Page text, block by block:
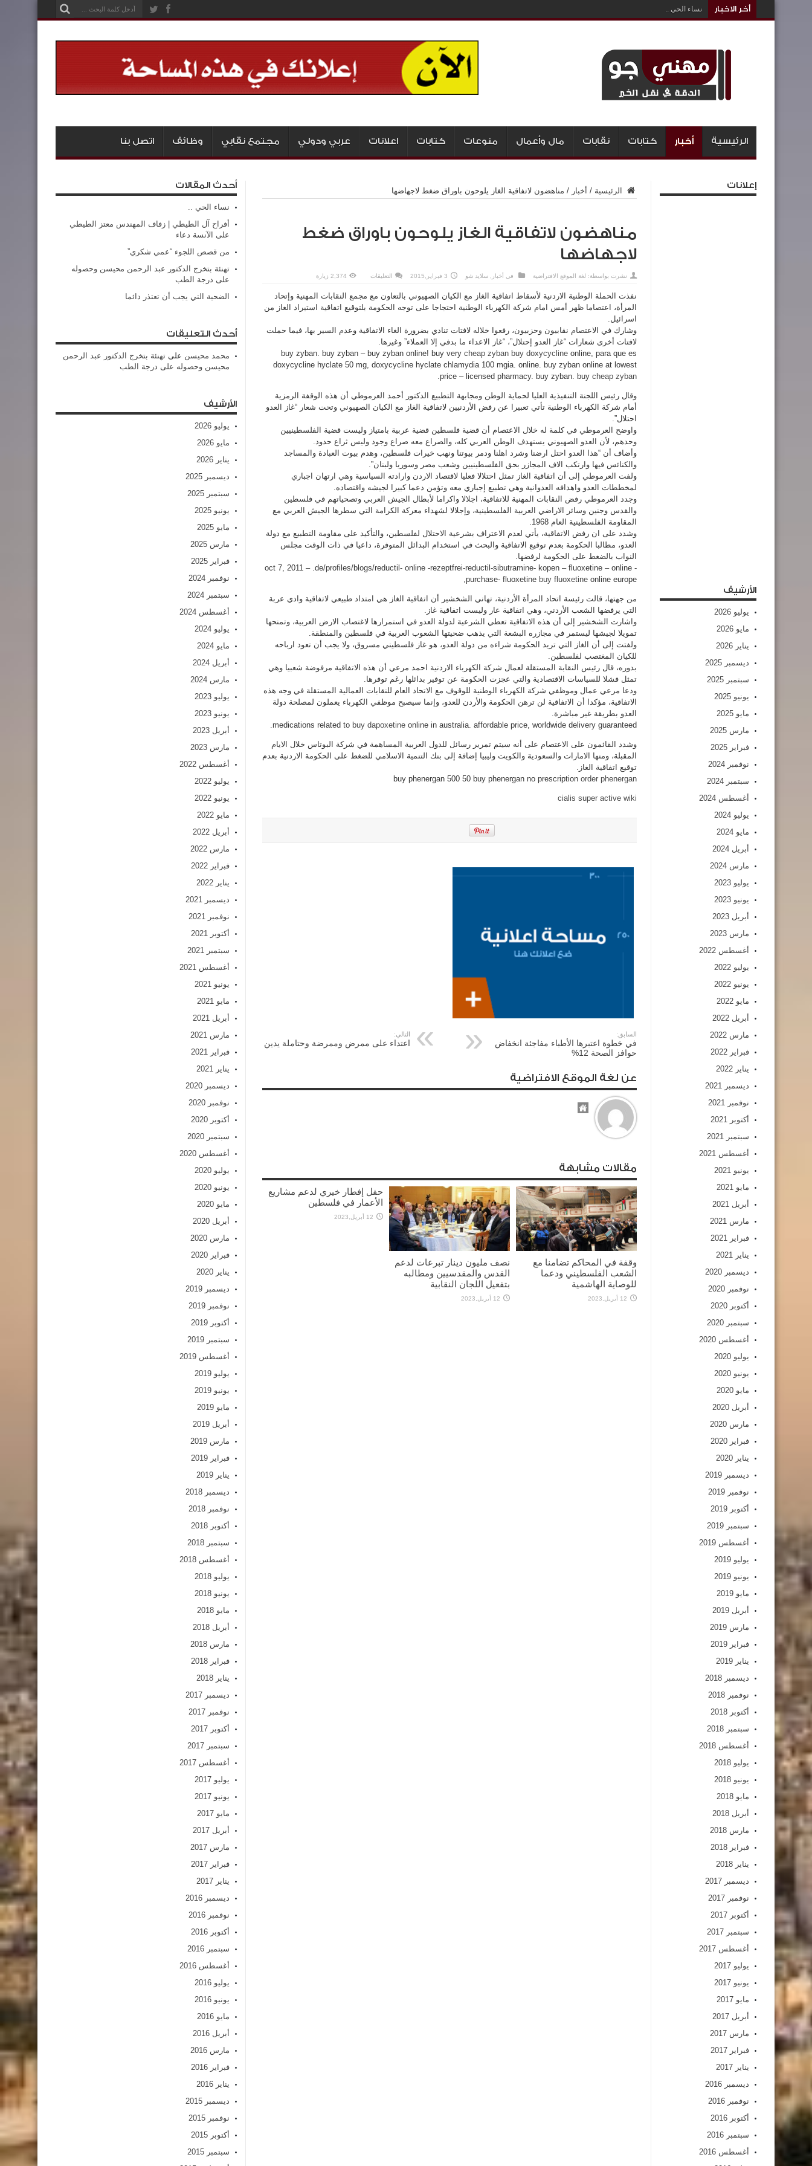
أخر الاخبار نساء الحي ..
الرئيسية أخبار كتابات نقابات مال وأعمال منوعات كتابات اعلانات عربي ودولي مجتمع نقابي وظائف اتصل بنا
الرئيسية / أخبار / مناهضون لاتفاقية الغاز يلوحون باوراق ضغط لاجهاضها
مناهضون لاتفاقية الغاز يلوحون باوراق ضغط
لاجهاضها
نشرت بواسطة: لغة الموقع الافتراضية في أخبار سلايد شو 3 فبراير,2015 التعليقات
الغاز
يلوحون
باوراق
مغلقة
2,374 زيارة
نفذت الحملة الوطنية الاردنية لأسقاط اتفاقية الغاز مع الكيان الصهيوني بالتعاون مع مجمع النقابات المهنية وإتحاد
المرأة، اعتصاما ظهر أمس امام شركة الكهرباء الوطنية احتجاجا على توجه الحكومة بلتوقيع اتفاقية استيراد الغاز من
اسرائيل.
وشارك في الاعتصام نقابيون وحزبيون، رفعوا خلاله لافتات تنادي بضرورة الغاء الاتفاقية وعدم السير بها، فيما حملت
لافتات أخرى شعارات “غاز العدو إحتلال”، “غاز الاعداء ما بدفي إلا العملاء” وغيرها.
buy zyban. buy zyban – buy zyban online! buy very cheap zyban buy doxycycline online, para que es
doxycycline hyclate 50 mg, doxycycline hyclate chlamydia 100 mgia. online. buy zyban online at lowest
price – licensed pharmacy. buy zyban. buy cheap zyban
.
وقال رئيس اللجنة التنفيذية العليا لحماية الوطن ومجابهة التطبيع الدكتور أحمد العرموطي أن هذه الوقفة الرمزية
أمام شركة الكهرباء الوطنية تأتي تعبيرا عن رفض الأردنيين لاتفاقية الغاز مع الكيان الصهيوني وتحت شعار “غاز العدو
احتلال”.
واوضح العرموطي في كلمة له خلال الاعتصام أن قضية فلسطين قضية عربية بامتياز وليست قضية الفلسطينيين
وحدهم، لأن العدو الصهيوني يستهدف الوطن العربي كله، والصراع معه صراع وجود وليس ثراع حدود.
وأضاف أن “هذا العدو احتل ارضنا وشرد اهلنا ودمر بيوتنا ونهب خيرات فلسطين، وهدم بيوت العبادة والمساجد
والكنائس فيها وارتكب الاف المجازر بحق الفلسطينيين وشعب مصر وسوريا ولبنان”.
ولفت العرموطي إلى أن اتفاقية الغاز تمثل احتلالا فعليا لاقتصاد الاردن وارادته السياسية وهي ارتهان اجباري
لمخططات العدو واهدافه العدوانية وهي تطبيع إجباري معه وتؤمن دعما كبيرا لجيشه واقتصاده.
وجدد العرموطي رفض النقابات المهنية للاتفاقية، اجلالا واكراما لأبطال الجيش العربي وتصحياتهم في فلسطين
والقدس وجنين وسائر الاراضي العربية الفلسطينية، وإجلالا لشهداء معركة الكرامة التي سطرها الجيش العربي مع
المقاومة الفلسطينية العام 1968.
وشدد على ان رفض الاتفاقية، يأتي لعدم الاعتراف بشرعية الاحتلال لفلسطين، والتأكيد على مقاومة التطبيع مع دولة
العدو، مطالبا الحكومة بعدم توقيع الاتفاقية والبحث في استخدام البدائل المتوفرة، داعيا في ذات الوقت مجلس
النواب بالضغط على الحكومة لرفضها.
oct 7, 2011 – .de/profiles/blogs/reductil- online -rezeptfrei-reductil-sibutramine- kopen – fluoxetine – online -
purchase- fluoxetine buy fluoxetine online europe,
من جهتها، قالت رئيسة اتحاد المرأة الأردنية، تهاني الشخشير أن اتفاقية الغاز هي امتداد طبيعي لاتفاقية وادي عربة
التي يرفضها الشعب الأردني، وهي اتفاقية عار وليست اتفاقية غاز.
واشارت الشخشير إلى أن هذه الاتفاقية تعطي الشرعية لدولة العدو في استمرارها لاغتصاب الارض العربية، وتمنحها
تمويلا لجيشها ليستمر في مجازره البشعة التي يذهب ضحيتها الشعوب العربية في فلسطين والمنطقة.
ولفتت إلى أن الغاز التي تريد الحكومة شراءه من دولة العدو، هو غاز فلسطيني مسروق، ولا يجب أن تعود ارباحه
للكيان المغتصب لفلسطين.
بدوره، قال رئيس النقابة المستقلة لعمال شركة الكهرباء الاردنية احمد مرعي أن هذه الاتفاقية مرفوضة شعبيا وهي
تمثل فشلا للسياسات الاقتصادية والتي عجزت الحكومة عن توفير بدائلها رغم توفرها.
ودعا مرعي عمال وموظفي شركة الكهرباء الوطنية للوقوف مع الاتحاد العام للنقابات العمالية المستقلة في وجه هذه
الاتفاقية، مؤكدا أن الاتفاقية لن ترهن الحكومة والأردن للعدو، وإنما سيصبح موظفي الكهرباء يعملون لمصلحة دولة
العدو بطريقة غير مباشرة.
medications related to buy dapoxetine online in australia. affordable price, worldwide delivery guaranteed.
وشدد القائمون على الاعتصام على أنه سيتم تمرير رسائل للدول العربية المساهمة في شركة البوتاس خلال الايام
المقبلة، ومنها الامارات والسعودية والكويت وليبيا إضافة إلى بنك التنمية الاسلامي للضغط على الحكومة الاردنية بعدم
توقيع اتفاقية الغاز.
buy phenergan 500 50 buy phenergan no prescription order phenergan
cialis super active wiki
السابق:
في خطوة اعتبرها الأطباء مفاجئة انخفاض
حوافز الصحة 12%
التالي:
اعتداء على ممرض وممرضة وحتاملة يدين
عن لغة الموقع الافتراضية
مقالات مشابهة
وقفة في المحاكم تضامنا مع
الشعب الفلسطيني ودعما
للوصاية الهاشمية
12 أبريل,2023
نصف مليون دينار تبرعات لدعم
القدس والمقدسيين ومطالبه
بتفعيل اللجان النقابية
12 أبريل,2023
حفل إفطار خيري لدعم مشاريع
الأعمار في فلسطين
12 أبريل,2023
إعلانات
الأرشيف
يوليو 2026
مايو 2026
يناير 2026
ديسمبر 2025
سبتمبر 2025
يونيو 2025
مايو 2025
مارس 2025
فبراير 2025
نوفمبر 2024
سبتمبر 2024
أغسطس 2024
يوليو 2024
مايو 2024
أبريل 2024
مارس 2024
يوليو 2023
يونيو 2023
أبريل 2023
مارس 2023
أغسطس 2022
يوليو 2022
يونيو 2022
مايو 2022
أبريل 2022
مارس 2022
فبراير 2022
يناير 2022
ديسمبر 2021
نوفمبر 2021
أكتوبر 2021
سبتمبر 2021
أغسطس 2021
يونيو 2021
مايو 2021
أبريل 2021
مارس 2021
فبراير 2021
يناير 2021
ديسمبر 2020
نوفمبر 2020
أكتوبر 2020
سبتمبر 2020
أغسطس 2020
يوليو 2020
يونيو 2020
مايو 2020
أبريل 2020
مارس 2020
فبراير 2020
يناير 2020
ديسمبر 2019
نوفمبر 2019
أكتوبر 2019
سبتمبر 2019
أغسطس 2019
يوليو 2019
يونيو 2019
مايو 2019
أبريل 2019
مارس 2019
فبراير 2019
يناير 2019
ديسمبر 2018
نوفمبر 2018
أكتوبر 2018
سبتمبر 2018
أغسطس 2018
يوليو 2018
يونيو 2018
مايو 2018
أبريل 2018
مارس 2018
فبراير 2018
يناير 2018
ديسمبر 2017
نوفمبر 2017
أكتوبر 2017
سبتمبر 2017
أغسطس 2017
يوليو 2017
يونيو 2017
مايو 2017
أبريل 2017
مارس 2017
فبراير 2017
يناير 2017
ديسمبر 2016
نوفمبر 2016
أكتوبر 2016
سبتمبر 2016
أغسطس 2016
أحدث المقالات
نساء الحي ..
أفراح آل الطيطي | زفاف المهندس معتز الطيطي
على الآنسة دعاء
من قصص اللجوء “عمي شكري”
تهنئة بتخرج الدكتور عبد الرحمن محيسن وحصوله
على درجة الطب
الضحية التي يجب أن تعتذر دائما
أحدث التعليقات
محمد محيسن على تهنئة بتخرج الدكتور عبد الرحمن
محيسن وحصوله على درجة الطب
الأرشيف
يوليو 2026
مايو 2026
يناير 2026
ديسمبر 2025
سبتمبر 2025
يونيو 2025
مايو 2025
مارس 2025
فبراير 2025
نوفمبر 2024
سبتمبر 2024
أغسطس 2024
يوليو 2024
مايو 2024
أبريل 2024
مارس 2024
يوليو 2023
يونيو 2023
أبريل 2023
مارس 2023
أغسطس 2022
يوليو 2022
يونيو 2022
مايو 2022
أبريل 2022
مارس 2022
فبراير 2022
يناير 2022
ديسمبر 2021
نوفمبر 2021
أكتوبر 2021
سبتمبر 2021
أغسطس 2021
يونيو 2021
مايو 2021
أبريل 2021
مارس 2021
فبراير 2021
يناير 2021
ديسمبر 2020
نوفمبر 2020
أكتوبر 2020
سبتمبر 2020
أغسطس 2020
يوليو 2020
يونيو 2020
مايو 2020
أبريل 2020
مارس 2020
فبراير 2020
يناير 2020
ديسمبر 2019
نوفمبر 2019
أكتوبر 2019
سبتمبر 2019
أغسطس 2019
يوليو 2019
يونيو 2019
مايو 2019
أبريل 2019
مارس 2019
فبراير 2019
يناير 2019
ديسمبر 2018
نوفمبر 2018
أكتوبر 2018
سبتمبر 2018
أغسطس 2018
يوليو 2018
يونيو 2018
مايو 2018
أبريل 2018
مارس 2018
فبراير 2018
يناير 2018
ديسمبر 2017
نوفمبر 2017
أكتوبر 2017
سبتمبر 2017
أغسطس 2017
يوليو 2017
يونيو 2017
مايو 2017
أبريل 2017
مارس 2017
فبراير 2017
يناير 2017
ديسمبر 2016
نوفمبر 2016
أكتوبر 2016
سبتمبر 2016
أغسطس 2016
يوليو 2016
يونيو 2016
مايو 2016
أبريل 2016
مارس 2016
فبراير 2016
يناير 2016
ديسمبر 2015
نوفمبر 2015
أكتوبر 2015
سبتمبر 2015